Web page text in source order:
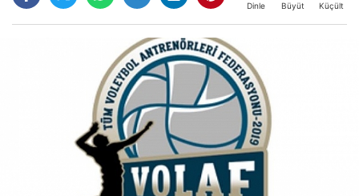
Dinle Büyüt Küçült